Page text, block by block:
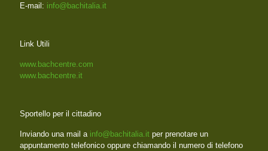
E-mail: info@bachitalia.it
Link Utili
www.bachcentre.com
www.bachcentre.it
Sportello per il cittadino
Inviando una mail a info@bachitalia.it per prenotare un
appuntamento telefonico oppure chiamando il numero di telefono